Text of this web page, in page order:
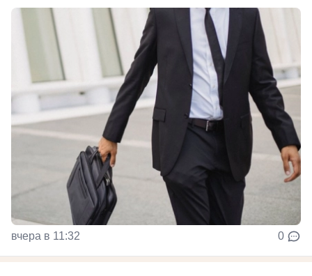
вчера в 11:32 0